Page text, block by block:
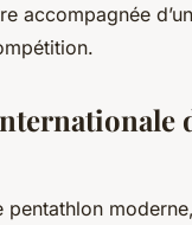
accompagnée d’un
pentathlon moderne,